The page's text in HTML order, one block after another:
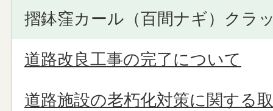
摺鉢窪カール（百間ナギ）クラ
道路改良工事の完了について
道路施設の老朽化対策に関する